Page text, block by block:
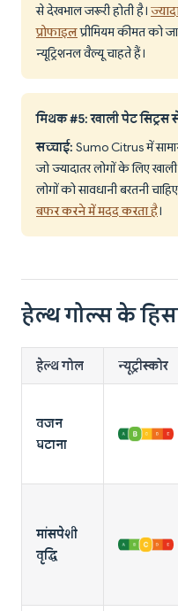
से देखभाल जरूरी होती है।
प्रोफाइलप्रीमियम कीमत को
न्यूट्रिशनल वैल्यू चाहते हैं।
मिथक #5: खाली पेट सिट्रस
सच्चाई: Sumo Citrus में
जो ज्यादातर लोगों के लिए
लोगों को सावधानी बरतनी
बफर करने में मदद करता है।
हेल्थ गोल्स के
हेल्थ गोल न्यूट्रीस्कोर
वजन
घटाना
मांसपेशी
वृद्धि